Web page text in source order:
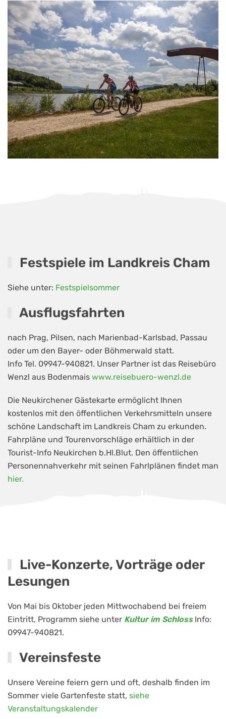
Festspiele im Landkreis Cham
Siehe unter: Festspielsommer
Ausflugsfahrten
nach Prag, Pilsen, nach Marienbad-Karlsbad, Passau
oder um den Bayer- oder Böhmerwald statt.
Info Tel. 09947-940821. Unser Partner ist das Reisebüro
Wenzl aus Bodenmais www.reisebuero-wenzl.de
Die Neukirchener Gästekarte ermöglicht Ihnen
kostenlos mit den öffentlichen Verkehrsmitteln unsere
schöne Landschaft im Landkreis Cham zu erkunden.
Fahrpläne und Tourenvorschläge erhältlich in der
Tourist-Info Neukirchen b.Hl.Blut. Den öffentlichen
Personennahverkehr mit seinen Fahrlplänen findet man
hier.
Live-Konzerte, Vorträge oder
Lesungen
Von Mai bis Oktober jeden Mittwochabend bei freiem
Eintritt, Programm siehe unter Kultur im SchlossInfo:
09947-940821.
Vereinsfeste
Unsere Vereine feiern gern und oft, deshalb finden im
Sommer viele Gartenfeste statt, siehe
Veranstaltungskalender